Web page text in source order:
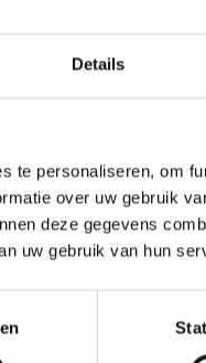
Details
te personaliseren, om
over uw gebruik
deze gegevens
uw gebruik van hun
geletterdheid,
en hoe je hiermee